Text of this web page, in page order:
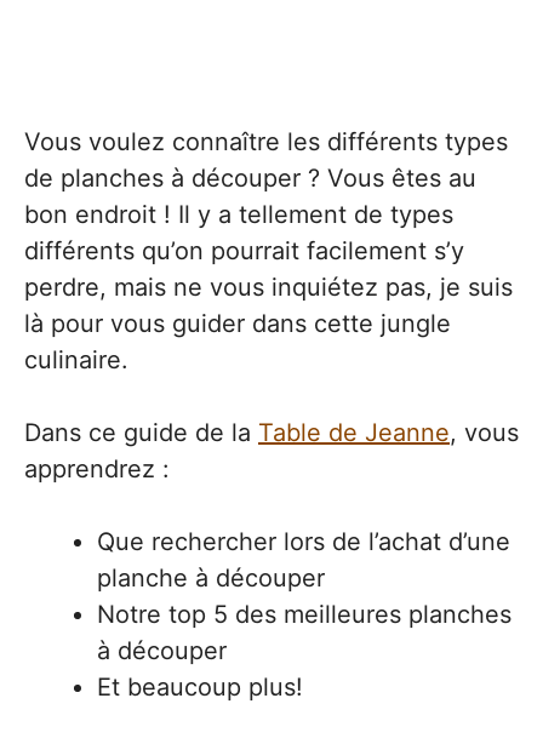
Vous voulez connaître les différents types
de planches à découper ? Vous êtes au
bon endroit ! Il y a tellement de types
différents qu’on pourrait facilement s’y
perdre, mais ne vous inquiétez pas, je suis
là pour vous guider dans cette jungle
culinaire.
Dans ce guide de la Table de Jeanne, vous
apprendrez :
Que rechercher lors de l’achat d’une
planche à découper
Notre top 5 des meilleures planches
à découper
Et beaucoup plus!